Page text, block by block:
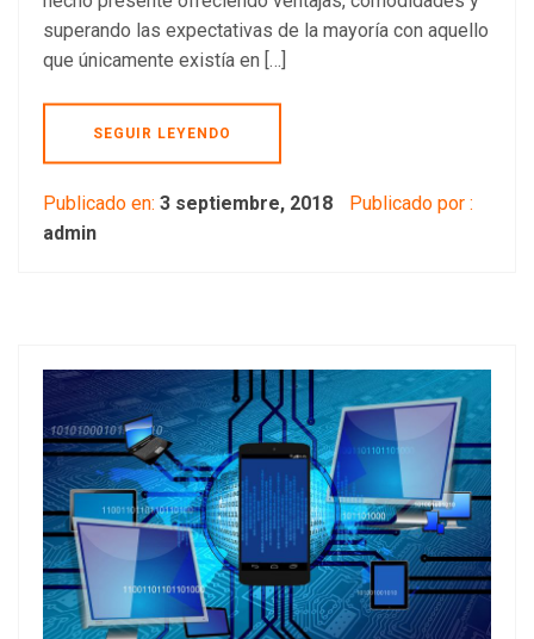
superando las expectativas de la mayoría con aquello
que únicamente existía en […]
SEGUIR LEYENDO
Publicado en: 3 septiembre, 2018
Publicado por :
admin